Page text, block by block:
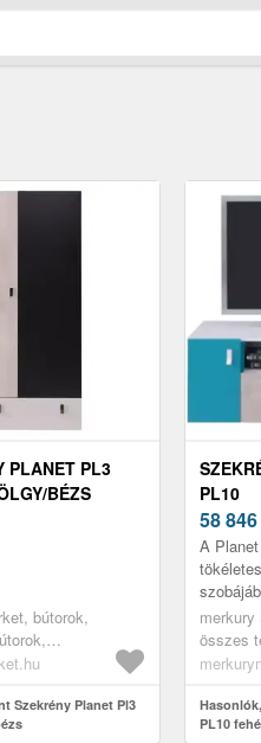
PLANET PL3
BÉZS
bútorok,
Szekrény Planet Pl3
PL10
58 846
A
készült
szilárd
merkury
összes
nappali
PL10